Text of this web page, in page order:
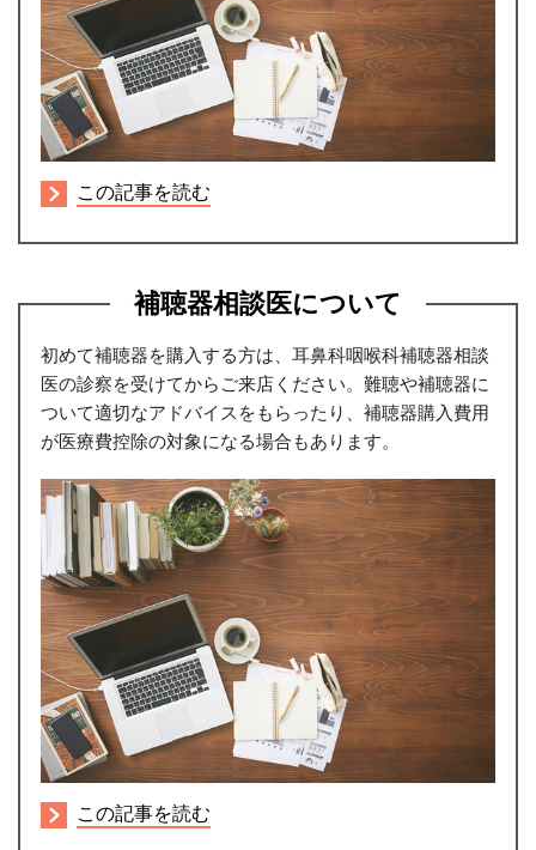
この記事を読む
補聴器相談医について
初めて補聴器を購入する方は、耳鼻科咽喉科補聴器相談
医の診察を受けてからご来店ください。難聴や補聴器に
ついて適切なアドバイスをもらったり、補聴器購入費用
が医療費控除の対象になる場合もあります。
この記事を読む